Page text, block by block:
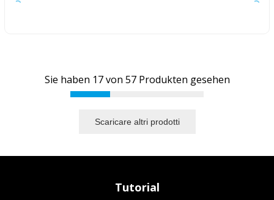
Sie haben 17von 57Produkten gesehen
Scaricare altri prodotti
Tutorial